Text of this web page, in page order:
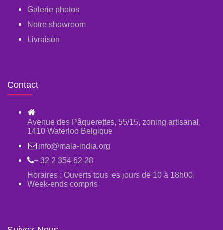
Galerie photos
Notre showroom
Livraison
Contact
Avenue des Pâquerettes, 55/15, zoning artisanal,
1410 Waterloo Belgique
info@mala-india.org
+ 32 2 354 62 28
Horaires : Ouverts tous les jours de 10 à 18h00.
Week-ends compris